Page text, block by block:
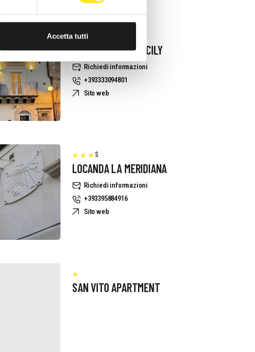
Accetta tutti
MORONERO IBLA SICILY
Richiedi informazioni
+393333094801
Sito web
S
LOCANDA LA MERIDIANA
Richiedi informazioni
+393395884916
Sito web
SAN VITO APARTMENT